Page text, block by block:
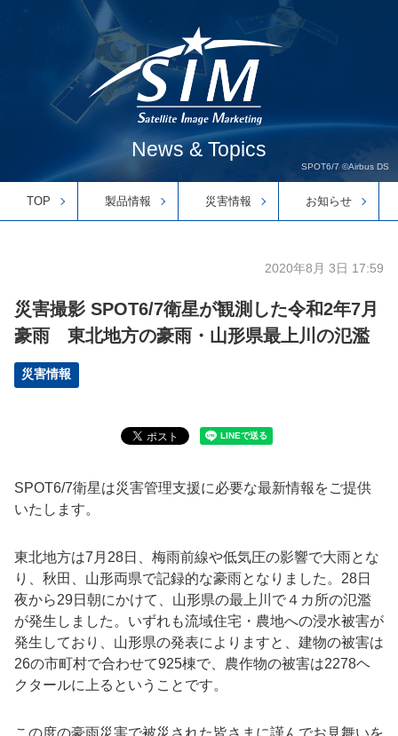
News & Topics
SPOT6/7 ©Airbus DS
TOP 製品情報 災害情報 お知らせ
2020年8月 3日 17:59
災害撮影 SPOT6/7衛星が観測した令和2年7月
豪雨 東北地方の豪雨・山形県最上川の氾濫
災害情報
SPOT6/7衛星は災害管理支援に必要な最新情報をご提供
いたします。
東北地方は7月28日、梅雨前線や低気圧の影響で大雨とな
り、秋田、山形両県で記録的な豪雨となりました。28日
夜から29日朝にかけて、山形県の最上川で４カ所の氾濫
が発生しました。いずれも流域住宅・農地への浸水被害が
発生しており、山形県の発表によりますと、建物の被害は
26の市町村で合わせて925棟で、農作物の被害は2278ヘ
クタールに上るということです。